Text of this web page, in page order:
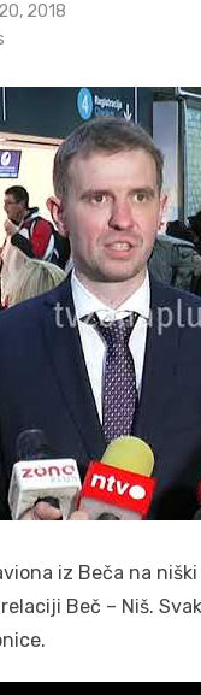
2018
iz Beča na
Beč – Niš.